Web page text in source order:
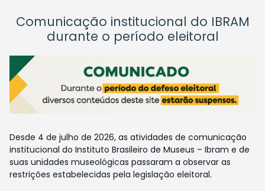
Comunicação institucional do IBRAM
durante o período eleitoral
Desde 4 de julho de 2026, as atividades de comunicação
institucional do Instituto Brasileiro de Museus – Ibram e de
suas unidades museológicas passaram a observar as
restrições estabelecidas pela legislação eleitoral.